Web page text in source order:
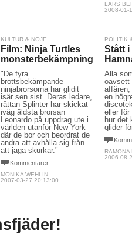
LARS
2008-01-
KULTUR & NÖJE
Film: Ninja Turtles
monsterbekämpning
"De fyra
brottsbekämpande
ninjabrorsorna har glidit
isär sen sist. Deras ledare,
råttan Splinter har skickat
iväg äldsta brorsan
Leonardo på uppdrag ute i
världen utanför New York
där de bor och beordrat de
andra att avhålla sig från
att jaga skurkar."
Kommentarer
MONIKA WEHLIN
2007-03-27 20:13:00
POLITIK
Stått
Alla
oavsett
en
eller
hur det
glider
RAMONA
2006-08-